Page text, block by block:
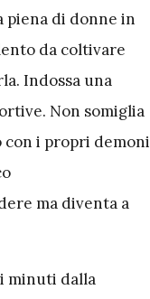
piena di donne in
da coltivare
Indossa una
Non somiglia
con i propri demoni
ma diventa a
minuti dalla